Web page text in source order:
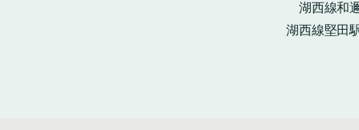
湖西線和
湖西線堅田